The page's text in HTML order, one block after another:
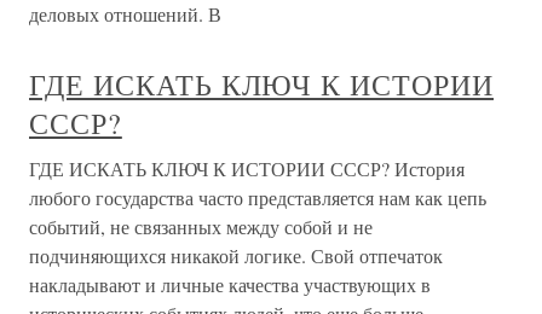
деловых отношений. В
ГДЕ ИСКАТЬ КЛЮЧ К ИСТОРИИ
СССР?
ГДЕ ИСКАТЬ КЛЮЧ К ИСТОРИИ СССР? История
любого государства часто представляется нам как цепь
событий, не связанных между собой и не
подчиняющихся никакой логике. Свой отпечаток
накладывают и личные качества участвующих в